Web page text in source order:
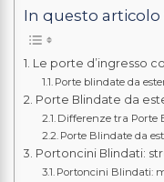
In questo articolo
Le porte d’ingresso
Porte blindate da
Porte Blindate da
Differenze tra Porte
Porte Blindate da
Portoncini Blindati:
Portoncini Blindati: